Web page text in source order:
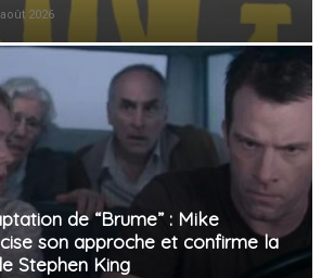
2026
de “Brume” : Mike
son approche et confirme la
Stephen King